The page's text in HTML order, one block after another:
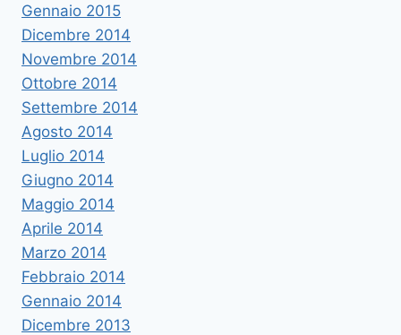
Gennaio 2015
Dicembre 2014
Novembre 2014
Ottobre 2014
Settembre 2014
Agosto 2014
Luglio 2014
Giugno 2014
Maggio 2014
Aprile 2014
Marzo 2014
Febbraio 2014
Gennaio 2014
Dicembre 2013